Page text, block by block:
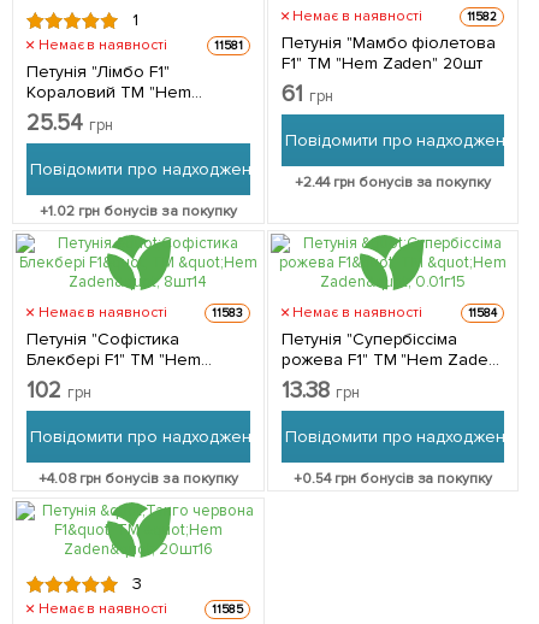
1
Немає в наявності 11581
Петунія "Лімбо F1"
Кораловий ТМ "Hem
Zaden" 20шт
25.54 грн
Повідомити про надходження
+1.02 грн бонусів за покупку
Немає в наявності 11582
Петунія "Мамбо фіолетова
F1" ТМ "Hem Zaden" 20шт
61 грн
Повідомити про надходження
+2.44грн бонусів за покупку
Немає в наявності 11583
Петунія "Софістика
Блекбері F1" ТМ "Hem
Zaden" 8шт
102 грн
Повідомити про надходження
+4.08грн бонусів за покупку
Немає в наявності 11584
Петунія "Супербіссіма
рожева F1" ТМ "Hem Zaden"
0.01г
13.38 грн
Повідомити про надходження
+0.54грн бонусів за покупку
3
Немає в наявності 11585